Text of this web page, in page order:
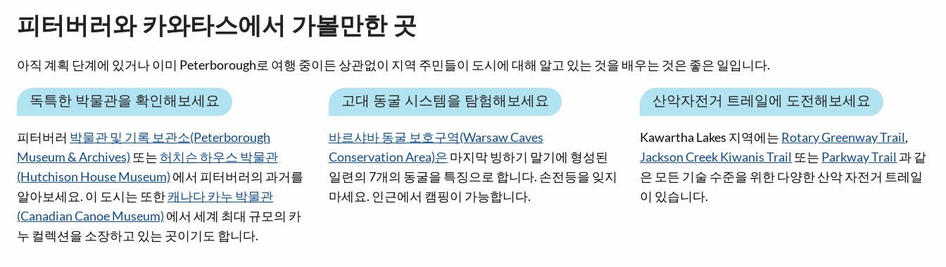
피터버러와 카와타스에서 가볼만한 곳
아직 계획 단계에 있거나 이미 Peterborough로 여행 중이든 상관없이 지역 주민들이 도시에 대해 알고 있는 것을 배우는 것은 좋은 일입니다.
독특한 박물관을 확인해보세요
피터버러 박물관 및 기록 보관소(Peterborough
Museum & Archives) 또는허치슨 하우스 박물관
(Hutchison House Museum) 에서 피터버러의 과거를
알아보세요. 이 도시는 또한캐나다 카누 박물관
(Canadian Canoe Museum) 에서 세계 최대 규모의 카
누 컬렉션을 소장하고 있는 곳이기도 합니다.
고대 동굴 시스템을 탐험해보세요
바르샤바 동굴 보호구역(Warsaw Caves
Conservation Area)은 마지막 빙하기 말기에 형성된
일련의 7개의 동굴을 특징으로 합니다. 손전등을 잊지
마세요. 인근에서 캠핑이 가능합니다.
산악자전거 트레일에 도전해보세요
Kawartha Lakes 지역에는 Rotary Greenway Trail,
Jackson Creek Kiwanis Trail 또는 Parkway Trail 과 같
은 모든 기술 수준을 위한 다양한 산악 자전거 트레일
이 있습니다.